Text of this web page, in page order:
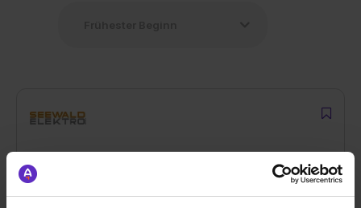
Ausbildung Elektroniker/in für Energie- und
Gebäudetechnik (m/w/d)
beiSeewald Elektro GmbH